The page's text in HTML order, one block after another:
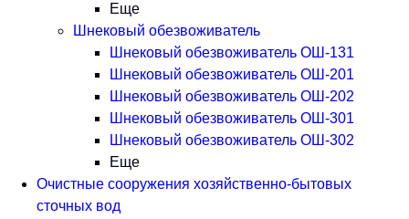
Еще
Шнековый обезвоживатель
Шнековый обезвоживатель ОШ-131
Шнековый обезвоживатель ОШ-201
Шнековый обезвоживатель ОШ-202
Шнековый обезвоживатель ОШ-301
Шнековый обезвоживатель ОШ-302
Еще
Очистные сооружения хозяйственно-бытовых
сточных вод